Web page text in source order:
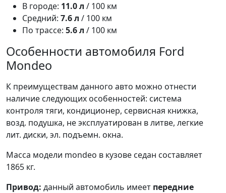
В городе: 11.0 л / 100 км
Средний: 7.6 л / 100 км
По трассе: 5.6 л / 100 км
Особенности автомобиля Ford
Mondeo
К преимуществам данного авто можно отнести
наличие следующих особенностей: система
контроля тяги, кондиционер, сервисная книжка,
возд. подушка, не эксплуатирован в литве, легкие
лит. диски, эл. подъемн. окна.
Масса модели mondeo в кузове седан составляет
1865 кг.
Привод: данный автомобиль имеет передние